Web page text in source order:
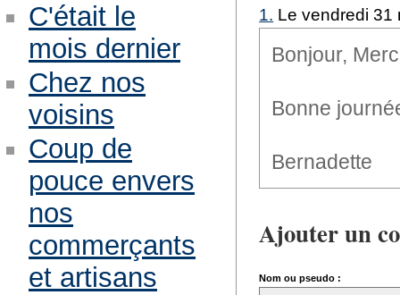
1. Le vendredi
Bonjour,
Bonne
Bernadette
Ajouter un
Nom ou pseudo :
C'était le
mois dernier
Chez nos
voisins
Coup de
pouce envers
nos
commerçants
et artisans